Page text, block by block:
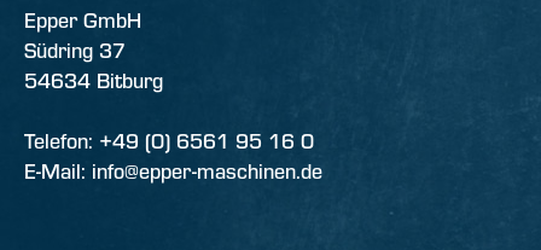
Epper GmbH
Südring 37
54634 Bitburg
Telefon: +49 (0) 6561 95 16 0
E-Mail: info@epper-maschinen.de